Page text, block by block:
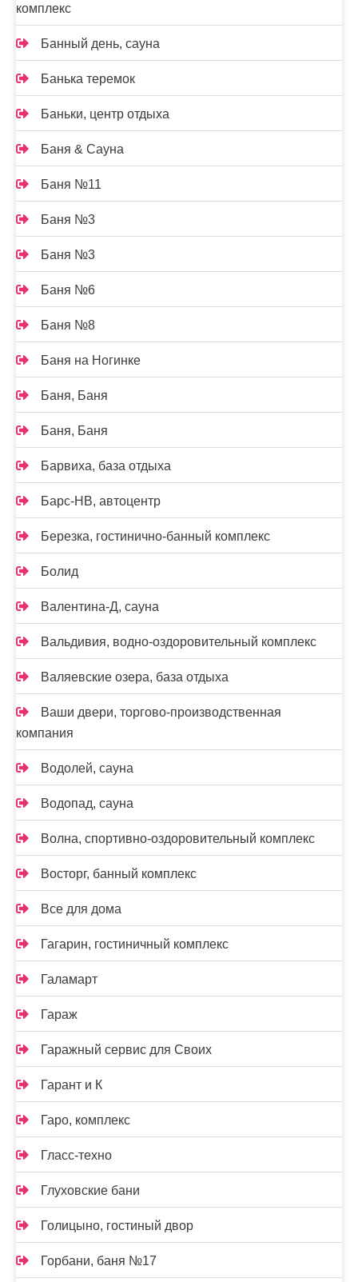
комплекс
Банный день, сауна
Банька теремок
Баньки, центр отдыха
Баня & Сауна
Баня №11
Баня №3
Баня №3
Баня №6
Баня №8
Баня на Ногинке
Баня, Баня
Баня, Баня
Барвиха, база отдыха
Барс-НВ, автоцентр
Березка, гостинично-банный комплекс
Болид
Валентина-Д, сауна
Вальдивия, водно-оздоровительный комплекс
Валяевские озера, база отдыха
Ваши двери, торгово-производственная
компания
Водолей, сауна
Водопад, сауна
Волна, спортивно-оздоровительный комплекс
Восторг, банный комплекс
Все для дома
Гагарин, гостиничный комплекс
Галамарт
Гараж
Гаражный сервис для Своих
Гарант и К
Гаро, комплекс
Гласс-техно
Глуховские бани
Голицыно, гостиный двор
Горбани, баня №17